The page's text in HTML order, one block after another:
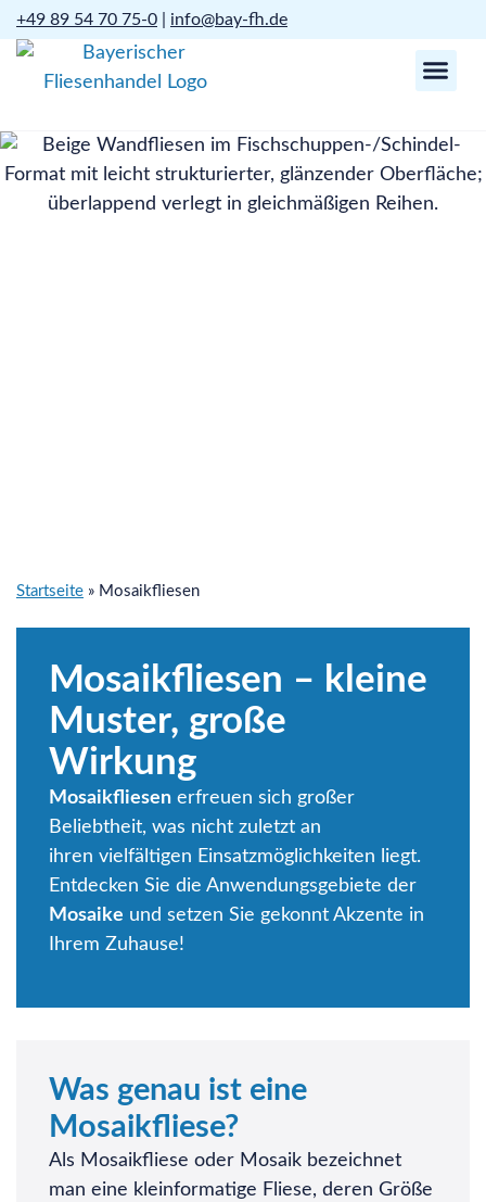
+49 89 54 70 75-0 info@bay-fh.de
Startseite » Mosaikfliesen
Mosaikfliesen – kleine
Muster, große
Wirkung
Mosaikfliesen erfreuen sich großer
Beliebtheit, was nicht zuletzt an
ihren vielfältigen Einsatzmöglichkeiten liegt.
Entdecken Sie die Anwendungsgebiete der
Mosaike und setzen Sie gekonnt Akzente in
Ihrem Zuhause!
Was genau ist eine
Mosaikfliese?
Als Mosaikfliese oder Mosaik bezeichnet
man eine kleinformatige Fliese, deren Größe